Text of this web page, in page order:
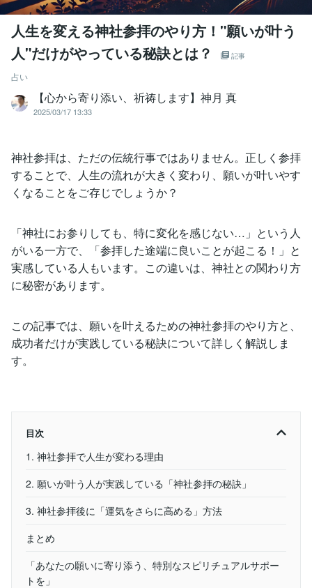
人生を変える神社参拝のやり方！"願いが叶う
人"だけがやっている秘訣とは？
記事
占い
【心から寄り添い、祈祷します】神月 真
2025/03/17 13:33
神社参拝は、ただの伝統行事ではありません。正しく参拝
することで、人生の流れが大きく変わり、願いが叶いやす
くなることをご存じでしょうか？
「神社にお参りしても、特に変化を感じない…」という人
がいる一方で、「参拝した途端に良いことが起こる！」と
実感している人もいます。この違いは、神社との関わり方
に秘密があります。
この記事では、願いを叶えるための神社参拝のやり方と、
成功者だけが実践している秘訣について詳しく解説しま
す。
目次
1. 神社参拝で人生が変わる理由
2. 願いが叶う人が実践している「神社参拝の秘訣」
3. 神社参拝後に「運気をさらに高める」方法
まとめ
「あなたの願いに寄り添う、特別なスピリチュアルサポー
トを」